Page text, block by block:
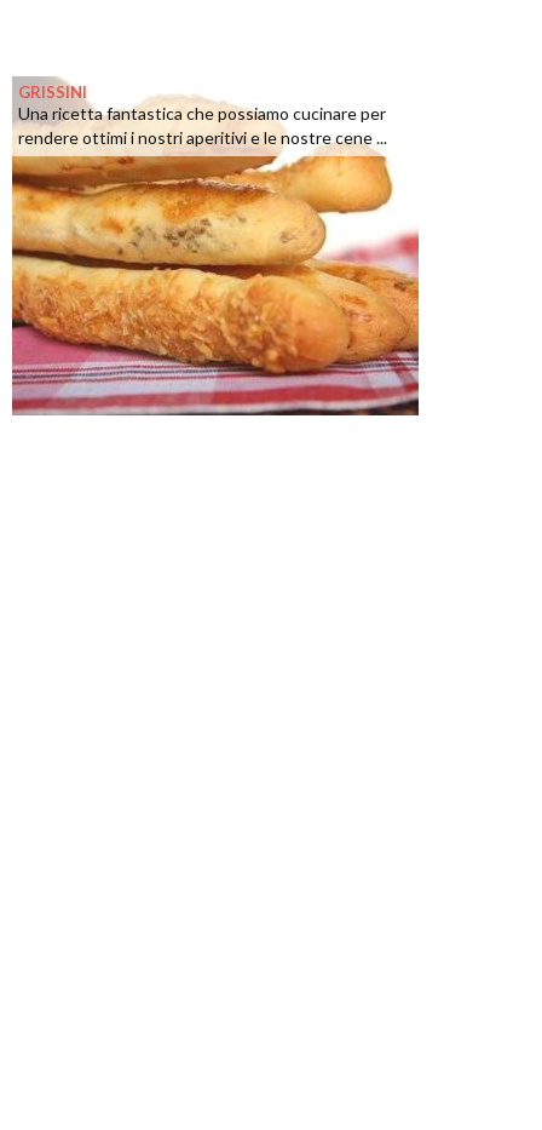
GRISSINI
Una ricetta fantastica che possiamo cucinare per
rendere ottimi i nostri aperitivi e le nostre cene ...